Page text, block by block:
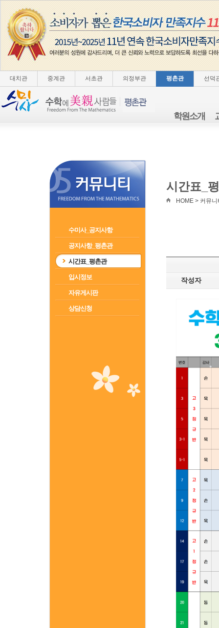
대치관 중계관 서초관 의정부관 평촌관 선덕
학원소개
수미사_공지사항
공지사항_평촌관
시간표_평촌관
입시정보
자유게시판
상담신청
시간표_
HOME > 커뮤
작성자